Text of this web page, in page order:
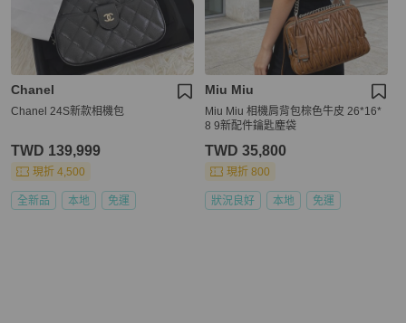
Chanel
Chanel 24S新款相機包
TWD 139,999
現折 4,500
全新品 本地 免運
Miu Miu
Miu Miu 相機肩背包棕色牛皮 26*16*
8 9新配件鑰匙塵袋
TWD 35,800
現折 800
狀況良好 本地 免運